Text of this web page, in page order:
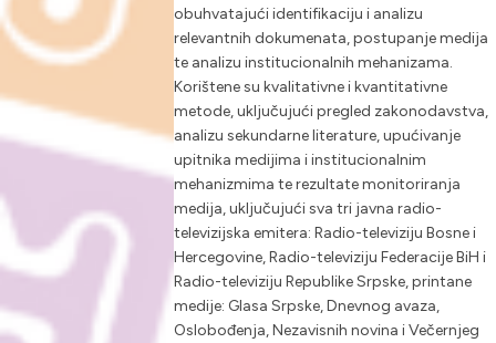
obuhvatajući identifikaciju i analizu
relevantnih dokumenata, postupanje medija
te analizu institucionalnih mehanizama.
Korištene su kvalitativne i kvantitativne
metode, uključujući pregled zakonodavstva,
analizu sekundarne literature, upućivanje
upitnika medijima i institucionalnim
mehanizmima te rezultate monitoriranja
medija, uključujući sva tri javna radio-
televizijska emitera: Radio-televiziju Bosne i
Hercegovine, Radio-televiziju Federacije BiH i
Radio-televiziju Republike Srpske, printane
medije: Glasa Srpske, Dnevnog avaza,
Oslobođenja, Nezavisnih novina i Večernjeg